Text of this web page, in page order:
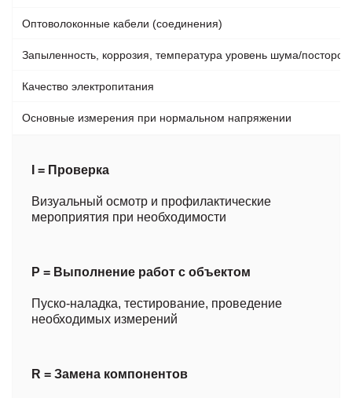
Оптоволоконные кабели (соединения)
Запыленность, коррозия, температура уровень шума/
Качество электропитания
Основные измерения при нормальном напряжении
I = Проверка
Визуальный осмотр и профилактические
мероприятия при необходимости
P = Выполнение работ с объектом
Пуско-наладка, тестирование, проведение
необходимых измерений
R = Замена компонентов